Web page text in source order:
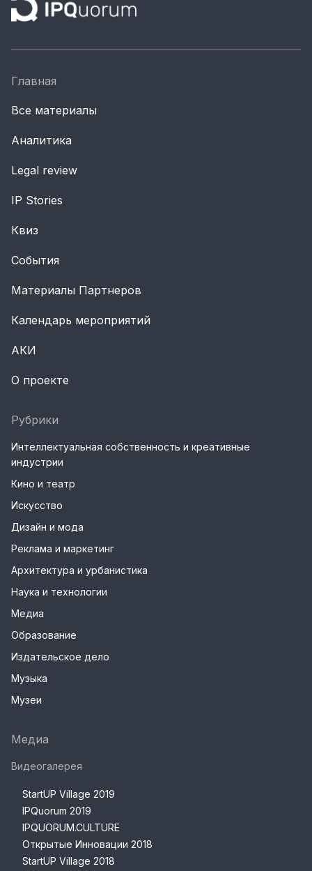
Главная
Все материалы
Аналитика
Legal review
IP Stories
Квиз
События
Материалы Партнеров
Календарь мероприятий
АКИ
О проекте
Рубрики
Интеллектуальная собственность и креативные
индустрии
Кино и театр
Искусство
Дизайн и мода
Реклама и маркетинг
Архитектура и урбанистика
Наука и технологии
Медиа
Образование
Издательское дело
Музыка
Музеи
Медиа
Видеогалерея
StartUP Village 2019
IPQuorum 2019
IPQUORUM.CULTURE
Открытые Инновации 2018
StartUP Village 2018